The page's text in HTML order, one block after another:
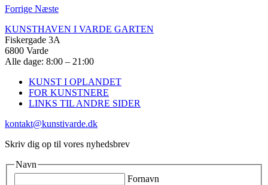
Forrige Næste
KUNSTHAVEN I VARDE GARTEN
Fiskergade 3A
6800 Varde
Alle dage: 8:00 – 21:00
KUNST I OPLANDET
FOR KUNSTNERE
LINKS TIL ANDRE SIDER
kontakt@kunstivarde.dk
Skriv dig op til vores nyhedsbrev
Navn
Fornavn